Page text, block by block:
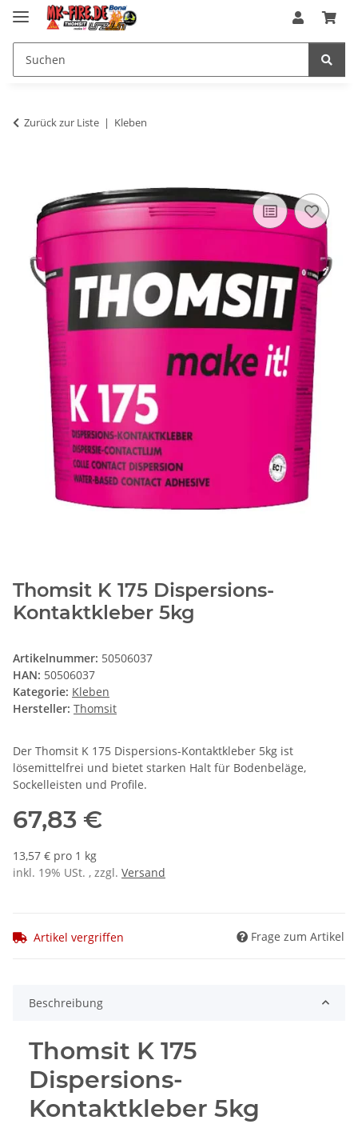
Zurück zur Liste Kleben
Thomsit K 175 Dispersions-
Kontaktkleber 5kg
Artikelnummer: 50506037
HAN: 50506037
Kategorie: Kleben
Hersteller: Thomsit
Der Thomsit K 175 Dispersions-Kontaktkleber 5kg ist
lösemittelfrei und bietet starken Halt für Bodenbeläge,
Sockelleisten und Profile.
67,83 €
13,57 € pro 1 kg
inkl. 19% USt. , zzgl. Versand
Artikel vergriffen Frage zum Artikel
Beschreibung
Thomsit K 175
Dispersions-
Kontaktkleber 5kg